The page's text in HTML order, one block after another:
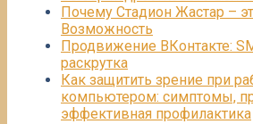
Почему Стадион Жастар –
Возможность
Продвижение ВКонтакте:
раскрутка
Как защитить зрение при
компьютером: симптомы,
эффективная профилактика